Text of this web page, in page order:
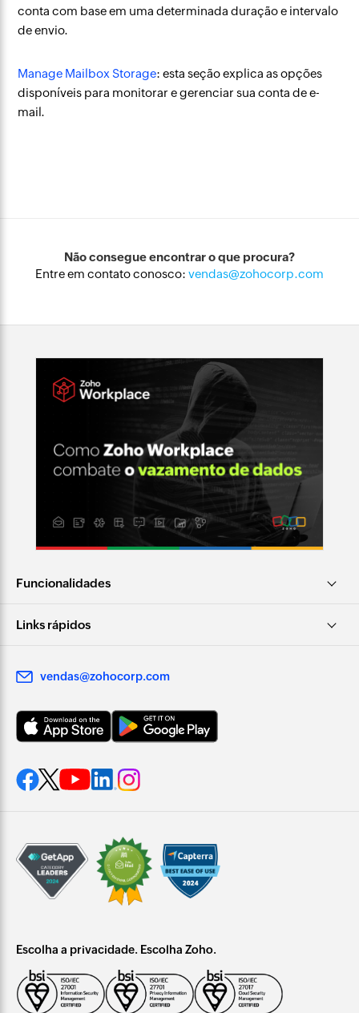
conta com base em uma determinada duração e intervalo
de envio.
Manage Mailbox Storage: esta seção explica as opções
disponíveis para monitorar e gerenciar sua conta de e-
mail.
Não consegue encontrar o que procura?
Entre em contato conosco: vendas@zohocorp.com
Funcionalidades
Links rápidos
vendas@zohocorp.com
Escolha a privacidade. Escolha Zoho.